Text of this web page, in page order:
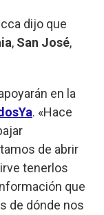
dijo que
, San José,
en la
. «Hace
de abrir
tenerlos
que
de dónde nos